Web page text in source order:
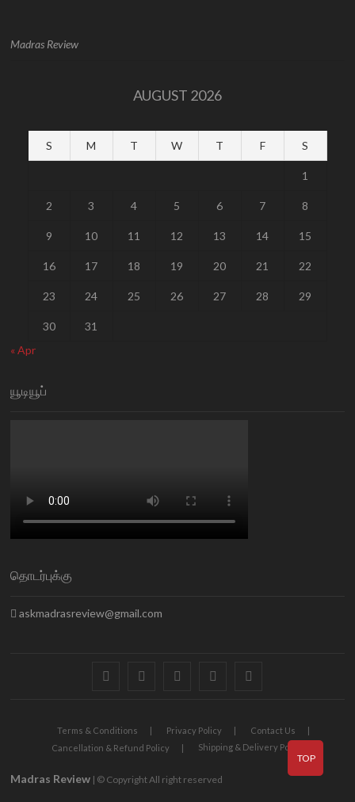
Madras Review
AUGUST 2026
S M T W T F S
1
2 3 4 5 6 7 8
9 10 11 12 13 14 15
16 17 18 19 20 21 22
23 24 25 26 27 28 29
30
31
« Apr
யூடியூப்
தொடர்புக்கு
askmadrasreview@gmail.com
facebook twitter instagrampinterest
Terms & Conditions Privacy Policy
Contact Us
Cancellation & Refund Policy
Shipping & Delivery Policy
Madras Review | © Copyright All right reserved
TOP